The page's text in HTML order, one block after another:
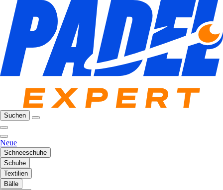
Suchen
Neue
Schneeschuhe
Schuhe
Textilien
Bälle